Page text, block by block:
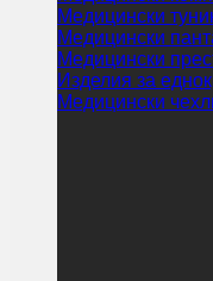
Медицински
Медицински
Медицински
Изделия за
Медицински